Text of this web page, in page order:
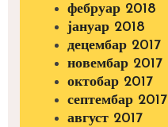
фебруар 2018
јануар 2018
децембар 2017
новембар 2017
октобар 2017
септембар 2017
август 2017